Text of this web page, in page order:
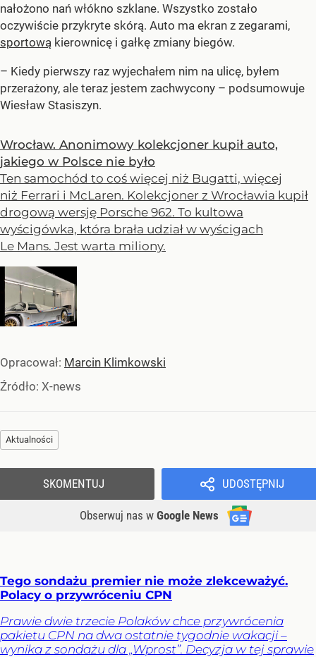
nałożono nań włókno szklane. Wszystko zostało
oczywiście przykryte skórą. Auto ma ekran z zegarami,
sportową kierownicę i gałkę zmiany biegów.
– Kiedy pierwszy raz wyjechałem nim na ulicę, byłem
przerażony, ale teraz jestem zachwycony – podsumowuje
Wiesław Stasiszyn.
Wrocław. Anonimowy kolekcjoner kupił auto,
jakiego w Polsce nie było
Ten samochód to coś więcej niż Bugatti, więcej
niż Ferrari i McLaren. Kolekcjoner z Wrocławia kupił
drogową wersję Porsche 962. To kultowa
wyścigówka, która brała udział w wyścigach
Le Mans. Jest warta miliony.
Opracował: Marcin Klimkowski
Źródło: X-news
Aktualności
UDOSTĘPNIJ
Obserwuj nas w Google News
SKOMENTUJ
Tego sondażu premier nie może zlekceważyć.
Polacy o przywróceniu CPN
Prawie dwie trzecie Polaków chce przywrócenia
pakietu CPN na dwa ostatnie tygodnie wakacji –
wynika z sondażu dla „Wprost”. Decyzja w tej sprawie